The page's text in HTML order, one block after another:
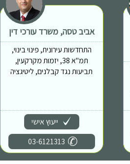
אביב טסה, משרד עורכי דין
התחדשות עירונית, פינוי בינוי,
תמ"א 38, יזמות מקרקעין,
תביעות נגד קבלנים, ליטיגציה
ייעוץ אישי
03-6121313